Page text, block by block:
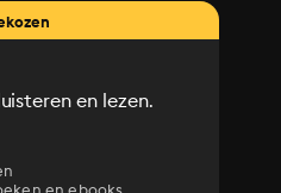
en lezen.